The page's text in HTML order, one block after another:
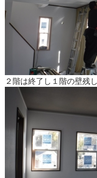
２階は終了し１階の壁残